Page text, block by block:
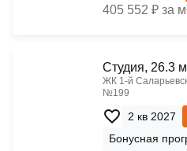
405 552 ₽ за
Cтудия, 26.3
ЖК 1‑й
№199
2 кв 2027
Бонусная